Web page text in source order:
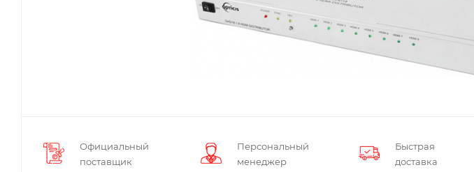
Официальный
поставщик
Персональный
менеджер
Быстрая
доставка